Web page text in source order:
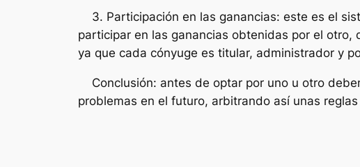
3. Participación en las ganancias: este es el
participar en las ganancias obtenidas por el
ya que cada cónyuge es titular, administrador y
Conclusión: antes de optar por uno u otro
problemas en el futuro, arbitrando así unas